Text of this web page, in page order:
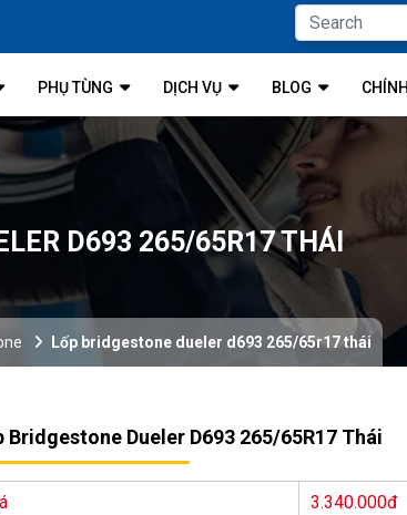
PHỤ TÙNG DỊCH VỤ BLOG
D693 265/65R17 THÁI
Lốp bridgestone dueler d693 265/65r17 thái
Bridgestone Dueler D693 265/65R17 Thái
3.340.000đ